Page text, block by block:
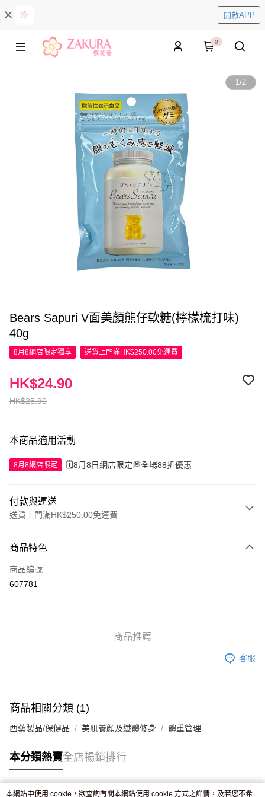
開啟APP
0
1/2
Bears Sapuri V面美顏熊仔軟糖(檸檬梳打味)
40g
8月8網店限定獨享 送貨上門滿HK$250.00免運費
HK$25.90
HK$24.90
本商品適用活動
8月8網店限定 🗓️8月8日網店限定💭全場88折優惠
付款與運送
送貨上門滿HK$250.00免運費
信用卡
Apple Pay
付款後門市自取，訂單確認後2-4個工作天到店，7天內取。逾期後
商品特色
商品編號
607781
商品推薦
客服
商品相關分類 (1)
西藥製品/保健品 美肌養顏及纖體修身 體重管理
本分類熱賣全店暢銷排行
本網站中使用 cookie，欲查詢有關本網站使用 cookie 方式之詳情，及若您不希